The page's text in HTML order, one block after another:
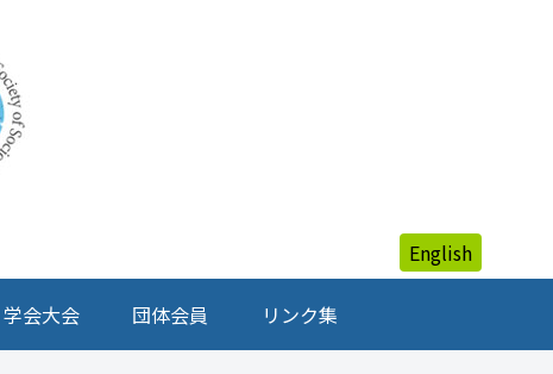
English
学会大会 団体会員 リンク集